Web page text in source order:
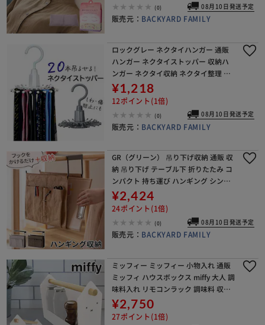
(0) 08月10日発送予定
販売元： BACKYARD FAMILY
ロックグレー ネクタイハンガー 通販
ハンガー ネクタイストッパー 収納ハ
ンガー ネクタイ収納 ネクタイ整理 省
スペース 回転 多機能 360度回転 ベル
ト スカーフ 帽子 アクセサリー収納 ス
¥1,218
12ポイント(1倍)
(0) 08月10日発送予定
販売元： BACKYARD FAMILY
GR（グリーン） 吊り下げ収納 通販 収
納 吊り下げ テーブル下 折りたたみ コ
ンパクト 持ち運び ハンギング シンプ
ル カジュアル おしゃれ テーブル周り
机下収納 雑誌 パソコン タブレット デ
¥2,424
24ポイント(1倍)
(0) 08月10日発送予定
販売元： BACKYARD FAMILY
ミッフィー ミッフィー 小物入れ 通販
ミッフィ ハウスボックス miffy 大人 調
味料入れ リモコンラック 調味料 収納
リモコン ラック 持ち運び 調味料ラッ
ク キッチン グッズ かわいい おし
¥2,750
27ポイント(1倍)